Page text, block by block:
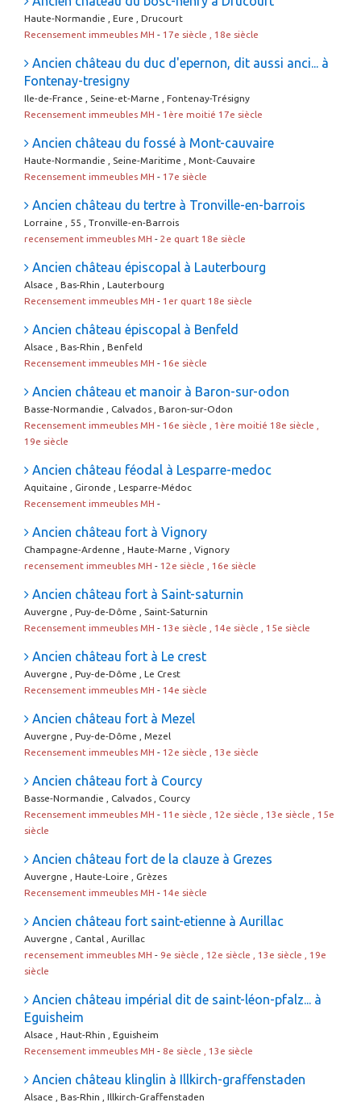
Haute-Normandie , Eure , Drucourt
Recensement immeubles MH - 17e siècle , 18e siècle
Ancien château du duc d'epernon, dit aussi anci... à
Fontenay-tresigny
Ile-de-France , Seine-et-Marne , Fontenay-Trésigny
Recensement immeubles MH - 1ère moitié 17e siècle
Ancien château du fossé à Mont-cauvaire
Haute-Normandie , Seine-Maritime , Mont-Cauvaire
Recensement immeubles MH - 17e siècle
Ancien château du tertre à Tronville-en-barrois
Lorraine , 55 , Tronville-en-Barrois
recensement immeubles MH - 2e quart 18e siècle
Ancien château épiscopal à Lauterbourg
Alsace , Bas-Rhin , Lauterbourg
Recensement immeubles MH - 1er quart 18e siècle
Ancien château épiscopal à Benfeld
Alsace , Bas-Rhin , Benfeld
Recensement immeubles MH - 16e siècle
Ancien château et manoir à Baron-sur-odon
Basse-Normandie , Calvados , Baron-sur-Odon
Recensement immeubles MH - 16e siècle , 1ère moitié 18e siècle ,
19e siècle
Ancien château féodal à Lesparre-medoc
Aquitaine , Gironde , Lesparre-Médoc
Recensement immeubles MH -
Ancien château fort à Vignory
Champagne-Ardenne , Haute-Marne , Vignory
recensement immeubles MH - 12e siècle , 16e siècle
Ancien château fort à Saint-saturnin
Auvergne , Puy-de-Dôme , Saint-Saturnin
Recensement immeubles MH - 13e siècle , 14e siècle , 15e siècle
Ancien château fort à Le crest
Auvergne , Puy-de-Dôme , Le Crest
Recensement immeubles MH - 14e siècle
Ancien château fort à Mezel
Auvergne , Puy-de-Dôme , Mezel
Recensement immeubles MH - 12e siècle , 13e siècle
Ancien château fort à Courcy
Basse-Normandie , Calvados , Courcy
Recensement immeubles MH - 11e siècle , 12e siècle , 13e siècle , 15e
siècle
Ancien château fort de la clauze à Grezes
Auvergne , Haute-Loire , Grèzes
Recensement immeubles MH - 14e siècle
Ancien château fort saint-etienne à Aurillac
Auvergne , Cantal , Aurillac
recensement immeubles MH - 9e siècle , 12e siècle , 13e siècle , 19e
siècle
Ancien château impérial dit de saint-léon-pfalz... à
Eguisheim
Alsace , Haut-Rhin , Eguisheim
Recensement immeubles MH - 8e siècle , 13e siècle
Ancien château klinglin à Illkirch-graffenstaden
Alsace , Bas-Rhin , Illkirch-Graffenstaden